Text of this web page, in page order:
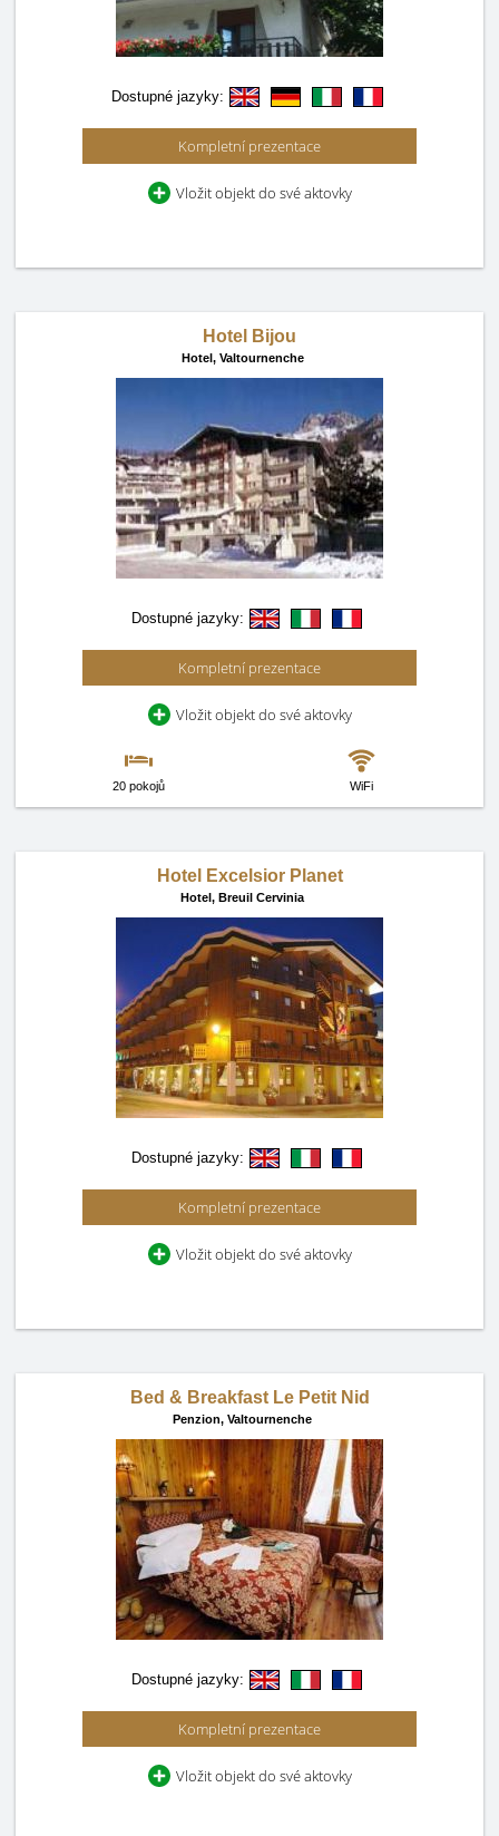
Dostupné jazyky:
Kompletní prezentace
Vložit objekt do své aktovky
Hotel Bijou
Hotel, Valtournenche
Dostupné jazyky:
Kompletní prezentace
Vložit objekt do své aktovky
20 pokojů WiFi
Hotel Excelsior Planet
Hotel, Breuil Cervinia
Dostupné jazyky:
Kompletní prezentace
Vložit objekt do své aktovky
Bed & Breakfast Le Petit Nid
Penzion, Valtournenche
Dostupné jazyky:
Kompletní prezentace
Vložit objekt do své aktovky